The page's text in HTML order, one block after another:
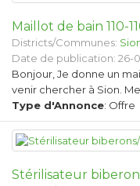
Maillot de bain 110-
Districts/Communes:
Date de publication: 26-
Bonjour, Je donne un
venir chercher à Sion.
Type d'Annonce: Offre
Stérilisateur